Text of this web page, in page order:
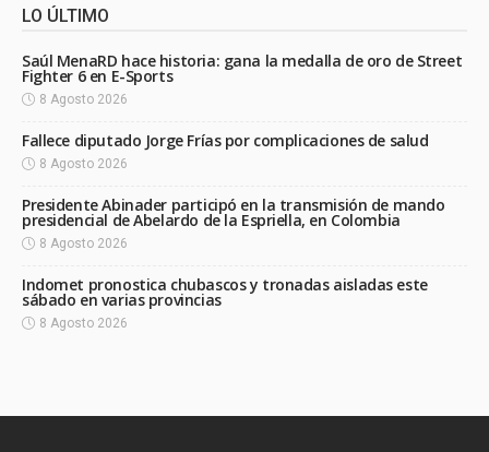
LO ÚLTIMO
Saúl MenaRD hace historia: gana la medalla de oro de Street
Fighter 6 en E-Sports
8 Agosto 2026
Fallece diputado Jorge Frías por complicaciones de salud
8 Agosto 2026
Presidente Abinader participó en la transmisión de mando
presidencial de Abelardo de la Espriella, en Colombia
8 Agosto 2026
Indomet pronostica chubascos y tronadas aisladas este
sábado en varias provincias
8 Agosto 2026